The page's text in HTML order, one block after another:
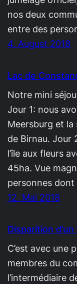
nos deux
entre des
4. August 2018
Lac de
Notre mini
Jour 1: nous
Meersburg et la
de Birnau. Jour
l’île aux fleurs
45ha. Vue
personnes dont
12. Mai 2018
Disparition
C’est avec une
membres du
l’intermédiaire